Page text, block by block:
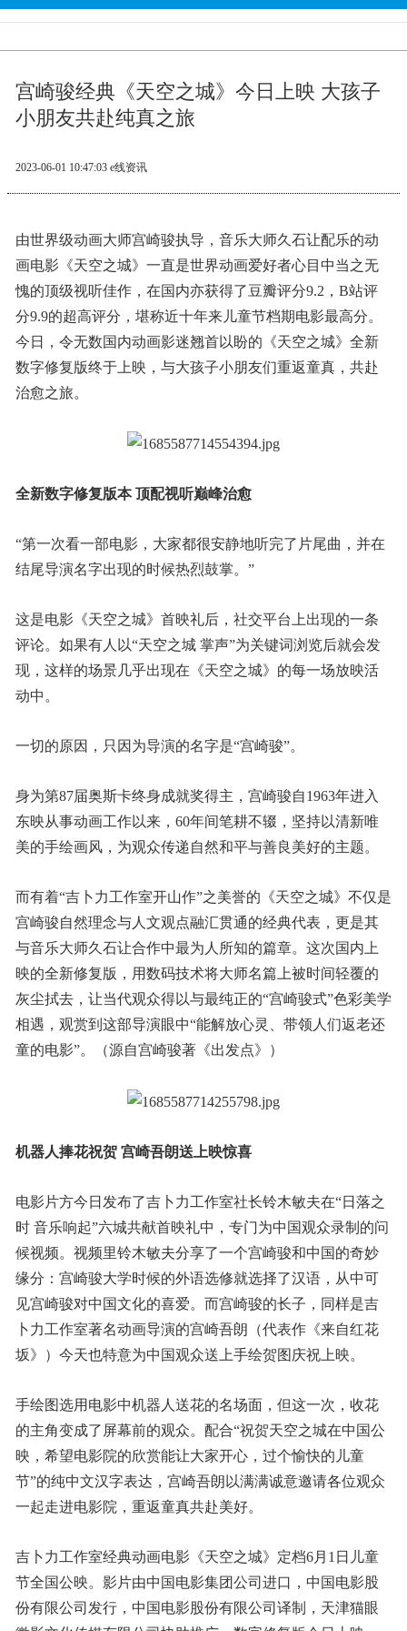
宫崎骏经典《天空之城》今日上映 大孩子
小朋友共赴纯真之旅
2023-06-01 10:47:03 e线资讯
由世界级动画大师宫崎骏执导，音乐大师久石让配乐的动
画电影《天空之城》一直是世界动画爱好者心目中当之无
愧的顶级视听佳作，在国内亦获得了豆瓣评分9.2，B站评
分9.9的超高评分，堪称近十年来儿童节档期电影最高分。
今日，令无数国内动画影迷翘首以盼的《天空之城》全新
数字修复版终于上映，与大孩子小朋友们重返童真，共赴
治愈之旅。
全新数字修复版本 顶配视听巅峰治愈
“第一次看一部电影，大家都很安静地听完了片尾曲，并在
结尾导演名字出现的时候热烈鼓掌。”
这是电影《天空之城》首映礼后，社交平台上出现的一条
评论。如果有人以“天空之城 掌声”为关键词浏览后就会发
现，这样的场景几乎出现在《天空之城》的每一场放映活
动中。
一切的原因，只因为导演的名字是“宫崎骏”。
身为第87届奥斯卡终身成就奖得主，宫崎骏自1963年进入
东映从事动画工作以来，60年间笔耕不辍，坚持以清新唯
美的手绘画风，为观众传递自然和平与善良美好的主题。
而有着“吉卜力工作室开山作”之美誉的《天空之城》不仅是
宫崎骏自然理念与人文观点融汇贯通的经典代表，更是其
与音乐大师久石让合作中最为人所知的篇章。这次国内上
映的全新修复版，用数码技术将大师名篇上被时间轻覆的
灰尘拭去，让当代观众得以与最纯正的“宫崎骏式”色彩美学
相遇，观赏到这部导演眼中“能解放心灵、带领人们返老还
童的电影”。（源自宫崎骏著《出发点》）
机器人捧花祝贺 宫崎吾朗送上映惊喜
电影片方今日发布了吉卜力工作室社长铃木敏夫在“日落之
时 音乐响起”六城共献首映礼中，专门为中国观众录制的问
候视频。视频里铃木敏夫分享了一个宫崎骏和中国的奇妙
缘分：宫崎骏大学时候的外语选修就选择了汉语，从中可
见宫崎骏对中国文化的喜爱。而宫崎骏的长子，同样是吉
卜力工作室著名动画导演的宫崎吾朗（代表作《来自红花
坂》）今天也特意为中国观众送上手绘贺图庆祝上映。
手绘图选用电影中机器人送花的名场面，但这一次，收花
的主角变成了屏幕前的观众。配合“祝贺天空之城在中国公
映，希望电影院的欣赏能让大家开心，过个愉快的儿童
节”的纯中文汉字表达，宫崎吾朗以满满诚意邀请各位观众
一起走进电影院，重返童真共赴美好。
吉卜力工作室经典动画电影《天空之城》定档6月1日儿童
节全国公映。影片由中国电影集团公司进口，中国电影股
份有限公司发行，中国电影股份有限公司译制，天津猫眼